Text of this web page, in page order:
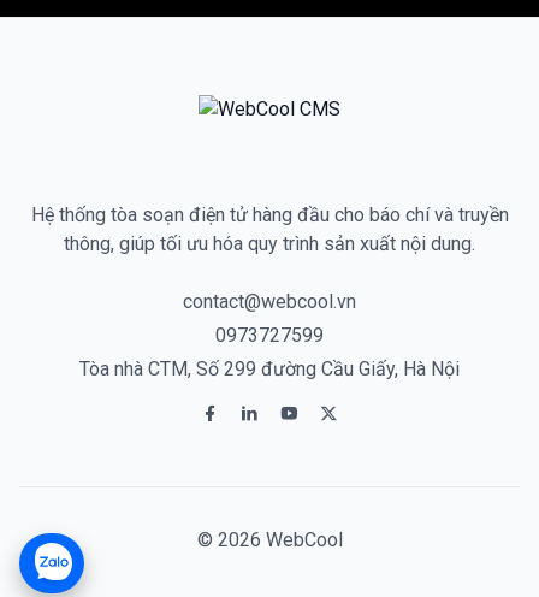
Hệ thống tòa soạn điện tử hàng đầu cho báo chí và truyền
thông, giúp tối ưu hóa quy trình sản xuất nội dung.
contact@webcool.vn
0973727599
Tòa nhà CTM, Số 299 đường Cầu Giấy, Hà Nội
© 2026 WebCool